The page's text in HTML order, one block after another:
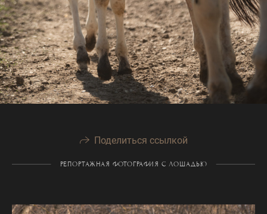
Поделиться ссылкой
РЕПОРТАЖНАЯ ФОТОГРАФИЯ С ЛОШАДЬЮ